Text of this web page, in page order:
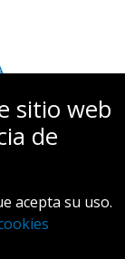
un correo a:
sitio web
de
acepta su uso.